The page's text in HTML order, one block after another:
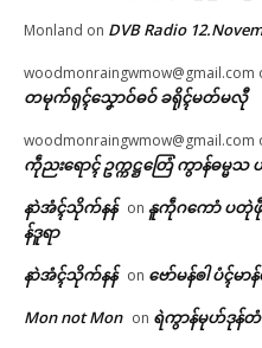
Monland on DVB Radio
woodmonraingwmow@gmail.com
တမုက်ရုၚ်သၞောဝ်ဓဝ် ခရိုၚ်မတ်မလီု
woodmonraingwmow@gmail.com
ကဵုညးရောၚ် ဥက္ကဋ္ဌတြေံ ကွာန်ဓမ္မသ
နာဲအံၚ်သိုက်နန် on နူကဵုဂကောံ ပတုဲ
န်ဒူရာ
နာဲအံၚ်သိုက်နန် on ဗော်မန်ၜါ ပံၚ်မာ
Mon not Mon on ရဲကွာန်မုဟ်ဒုန်